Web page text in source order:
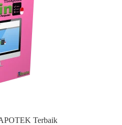
Terbaik